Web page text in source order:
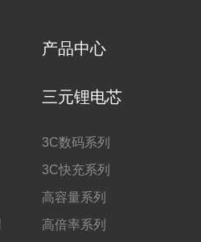
产品中心
三元锂电芯
3C数码系列
3C快充系列
高容量系列
高倍率系列